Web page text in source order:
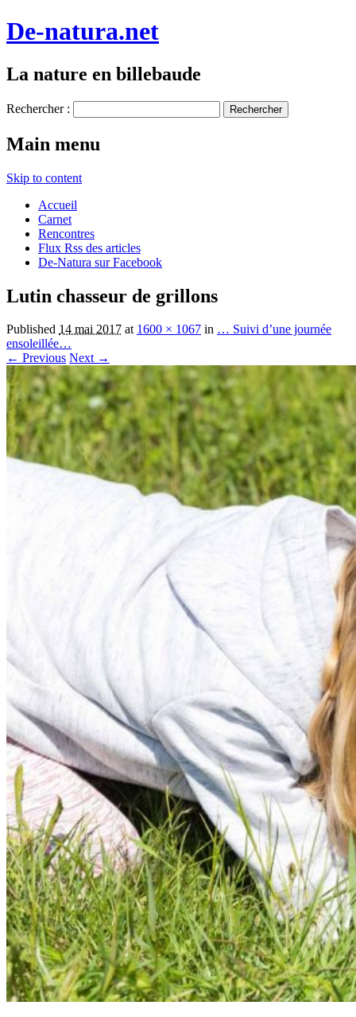
De-natura.net
La nature en billebaude
Rechercher :
Main menu
Skip to content
Accueil
Carnet
Rencontres
Flux Rss des articles
De-Natura sur Facebook
Lutin chasseur de grillons
Published 14 mai 2017 at 1600 × 1067 in … Suivi d’une journée
ensoleillée…
← Previous Next →